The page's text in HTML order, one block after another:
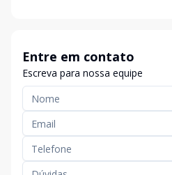
Entre em contato
Escreva para nossa equipe